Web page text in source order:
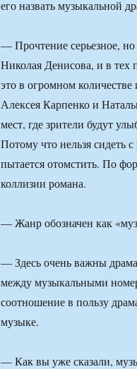
его назвать музыкальной
— Прочтение серьезное,
Николая Денисова, и в тех
это в огромном
Алексея Карпенко и
мест, где зрители будут
Потому что нельзя сидеть
пытается отомстить. По
коллизии романа.
— Жанр обозначен как
— Здесь очень важны
между музыкальными
соотношение в пользу
музыке.
— Как вы уже сказали,